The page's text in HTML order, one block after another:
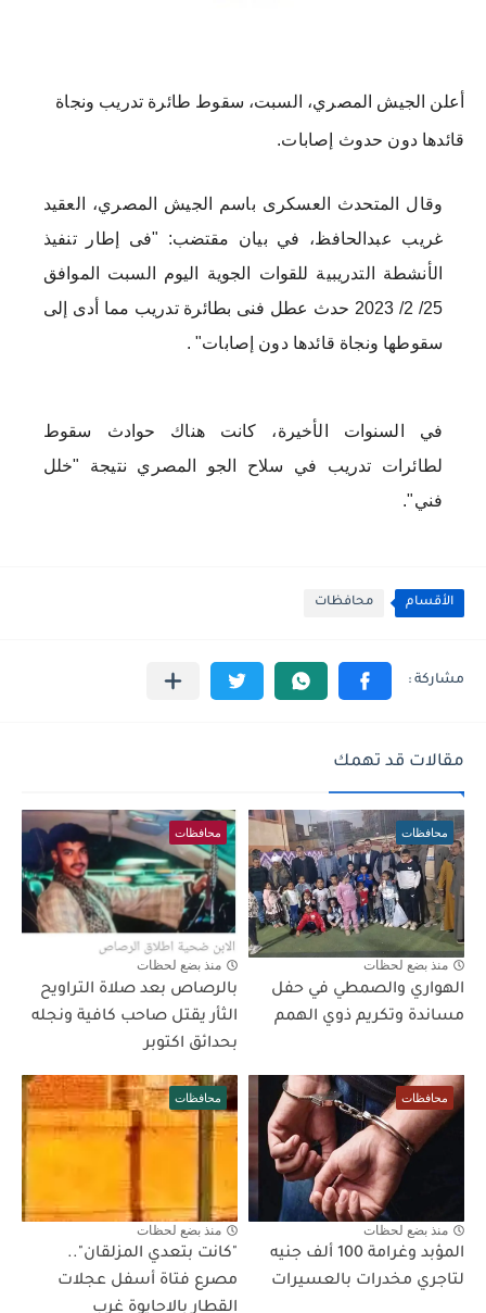
أعلن الجيش المصري، السبت، سقوط طائرة تدريب ونجاة
قائدها دون حدوث إصابات.
وقال المتحدث العسكرى باسم الجيش المصري، العقيد
غريب عبدالحافظ، في بيان مقتضب: "فى إطار تنفيذ
الأنشطة التدريبية للقوات الجوية اليوم السبت الموافق
25/ 2/ 2023 حدث عطل فنى بطائرة تدريب مما أدى إلى
سقوطها ونجاة قائدها دون إصابات" .
في السنوات الأخيرة، كانت هناك حوادث سقوط
لطائرات تدريب في سلاح الجو المصري نتيجة "خلل
فني".
الأقسام محافظات
مقالات قد تهمك
محافظات
منذ بضع لحظات
الهواري والصمطي في حفل
مساندة وتكريم ذوي الهمم
محافظات
منذ بضع لحظات
بالرصاص بعد صلاة التراويح
الثأر يقتل صاحب كافية ونجله
بحدائق اكتوبر
محافظات
منذ بضع لحظات
المؤبد وغرامة 100 ألف جنيه
لتاجري مخدرات بالعسيرات
محافظات
منذ بضع لحظات
"كانت بتعدي المزلقان"..
مصرع فتاة أسفل عجلات
القطار بالاحايوة غرب